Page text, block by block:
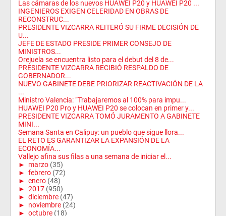
Las cámaras de los nuevos HUAWEI P20 y HUAWEI P20 ...
INGENIEROS EXIGEN CELERIDAD EN OBRAS DE
RECONSTRUC...
PRESIDENTE VIZCARRA REITERÓ SU FIRME DECISIÓN DE
U...
JEFE DE ESTADO PRESIDE PRIMER CONSEJO DE
MINISTROS...
Orejuela se encuentra listo para el debut del 8 de...
PRESIDENTE VIZCARRA RECIBIÓ RESPALDO DE
GOBERNADOR...
NUEVO GABINETE DEBE PRIORIZAR REACTIVACIÓN DE LA
...
Ministro Valencia: “Trabajaremos al 100% para impu...
HUAWEI P20 Pro y HUAWEI P20 se colocan en primer y...
PRESIDENTE VIZCARRA TOMÓ JURAMENTO A GABINETE
MINI...
Semana Santa en Calipuy: un pueblo que sigue llora...
EL RETO ES GARANTIZAR LA EXPANSIÓN DE LA
ECONOMÍA...
Vallejo afina sus filas a una semana de iniciar el...
► marzo (35)
► febrero (72)
► enero (48)
► 2017 (950)
► diciembre (47)
► noviembre (24)
► octubre (18)